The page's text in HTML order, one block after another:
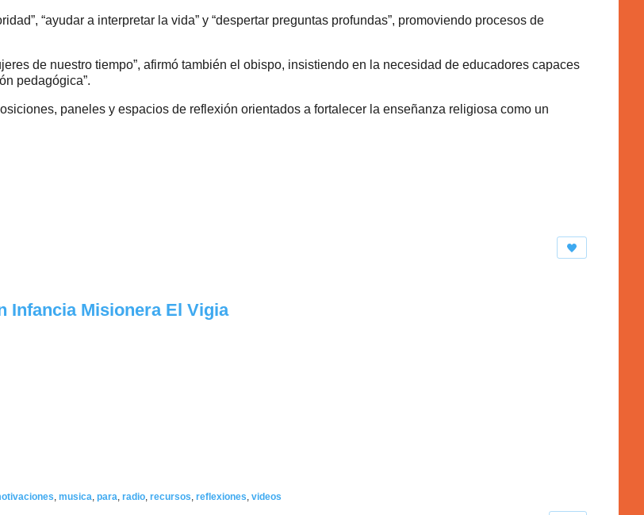
“ayudar a interpretar la vida” y “despertar preguntas profundas”, promoviendo procesos de
de nuestro tiempo”, afirmó también el obispo, insistiendo en la necesidad de educadores capaces
pedagógica”.
paneles y espacios de reflexión orientados a fortalecer la enseñanza religiosa como un
Infancia Misionera El Vigia
, musica, para, radio, recursos, reflexiones, videos